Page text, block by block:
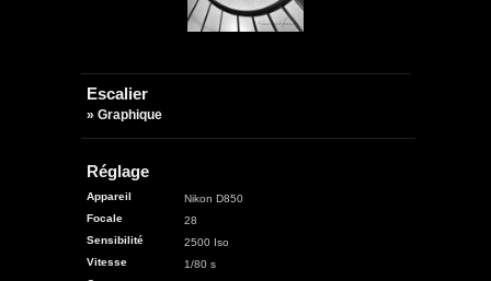
Escalier
» Graphique
Réglage
Appareil
Nikon D850
Focale
28
Sensibilité
2500 Iso
Vitesse
1/80 s